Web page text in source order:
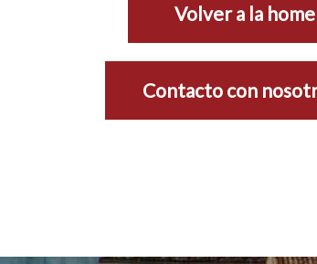
Volver a la home
Contacto con